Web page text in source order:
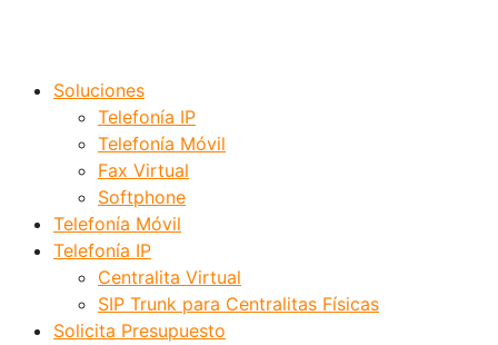
Soluciones
Telefonía IP
Telefonía Móvil
Fax Virtual
Softphone
Telefonía Móvil
Telefonía IP
Centralita Virtual
SIP Trunk para Centralitas Físicas
Solicita Presupuesto